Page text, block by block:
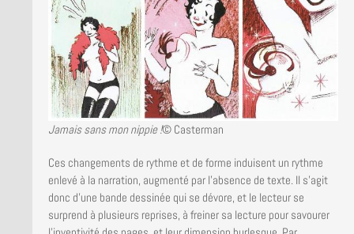
Jamais sans mon nippie !© Casterman
Ces changements de rythme et de forme induisent un rythme
enlevé à la narration, augmenté par l’absence de texte. Il s’agit
donc d’une bande dessinée qui se dévore, et le lecteur se
surprend à plusieurs reprises, à freiner sa lecture pour savourer